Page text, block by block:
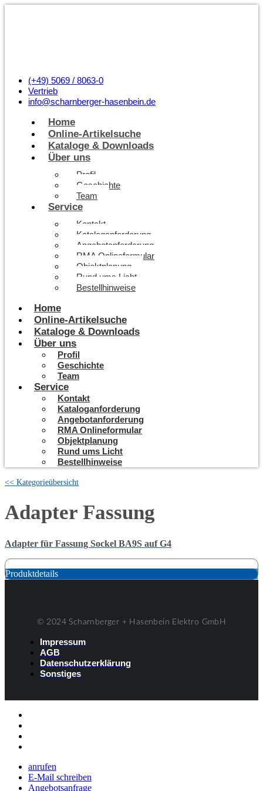
(+49) 5069 / 8063-0
Vertrieb
info@scharnberger-hasenbein.de
Home
Online-Artikelsuche
Kataloge & Downloads
Über uns
Profil
Geschichte
Team
Service
Kontakt
Kataloganforderung
Angebotanforderung
RMA Onlineformular
Objektplanung
Rund ums Licht
Bestellhinweise
Home
Online-Artikelsuche
Kataloge & Downloads
Über uns
Profil
Geschichte
Team
Service
Kontakt
Kataloganforderung
Angebotanforderung
RMA Onlineformular
Objektplanung
Rund ums Licht
Bestellhinweise
<< Kategorieübersicht
Adapter Fassung
Adapter für Fassung Sockel BA9S auf G4
Produktdetails
© 2024 Scharnberger + Hasenbein Elektro GmbH
Impressum
AGB
Datenschutzerklärung
Sonstiges
anrufen
E-Mail schreiben
Angebotsanfrage